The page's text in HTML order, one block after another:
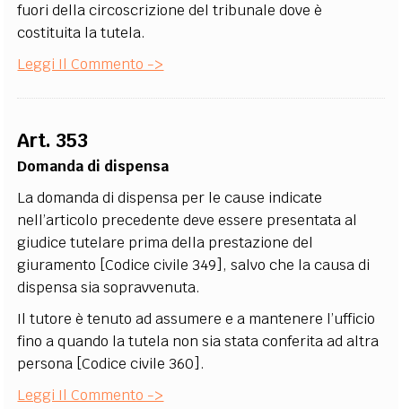
fuori della circoscrizione del tribunale dove è
costituita la tutela.
Leggi Il Commento ->
Art. 353
Domanda di dispensa
La domanda di dispensa per le cause indicate
nell’articolo precedente deve essere presentata al
giudice tutelare prima della prestazione del
giuramento [Codice civile 349], salvo che la causa di
dispensa sia sopravvenuta.
Il tutore è tenuto ad assumere e a mantenere l’ufficio
fino a quando la tutela non sia stata conferita ad altra
persona [Codice civile 360].
Leggi Il Commento ->